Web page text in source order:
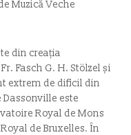
Muzică Veche
din creația
Fasch G. H. Stölzel și
extrem de dificil din
Dassonville este
Royal de Mons
de Bruxelles. În